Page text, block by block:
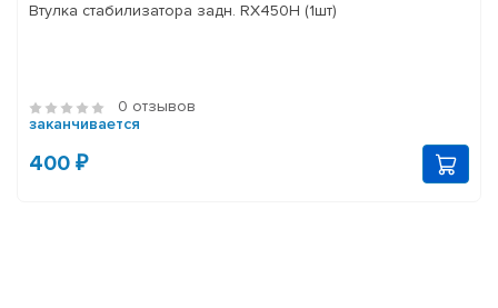
Втулка стабилизатора задн. RX450H (1шт)
0 отзывов
заканчивается
400 ₽